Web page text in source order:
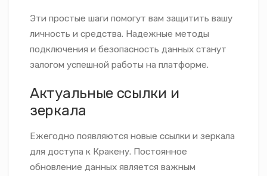
Эти простые шаги помогут вам защитить вашу
личность и средства. Надежные методы
подключения и безопасность данных станут
залогом успешной работы на платформе.
Актуальные ссылки и
зеркала
Ежегодно появляются новые ссылки и зеркала
для доступа к Кракену. Постоянное
обновление данных является важным